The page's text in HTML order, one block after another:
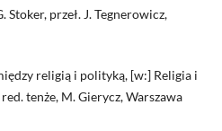
przeł. J. Tegnerowicz,
religią i polityką, [w:] Religia i
tenże, M. Gierycz, Warszawa